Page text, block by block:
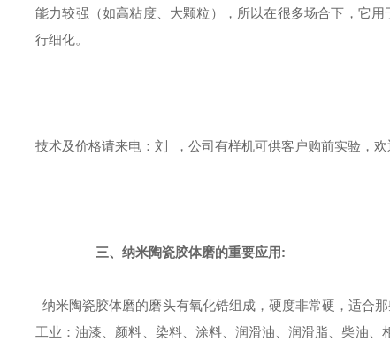
能力较强（如高粘度、大颗粒），所以在很多场合下，它
行细化。
技术及价格请来电：刘 ，公司有样机可供客户购前实验，欢
三、 纳米陶瓷胶体磨的重要应用:
纳米陶瓷胶体磨的磨头有氧化锆组成，硬度非常硬，适合
工业：油漆、颜料、染料、涂料、润滑油、润滑脂、柴油